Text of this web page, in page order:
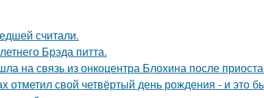
считали.
Брэда питта.
на связь из онкоцентра Блохина после
отметил свой четвёртый день рождения - и это